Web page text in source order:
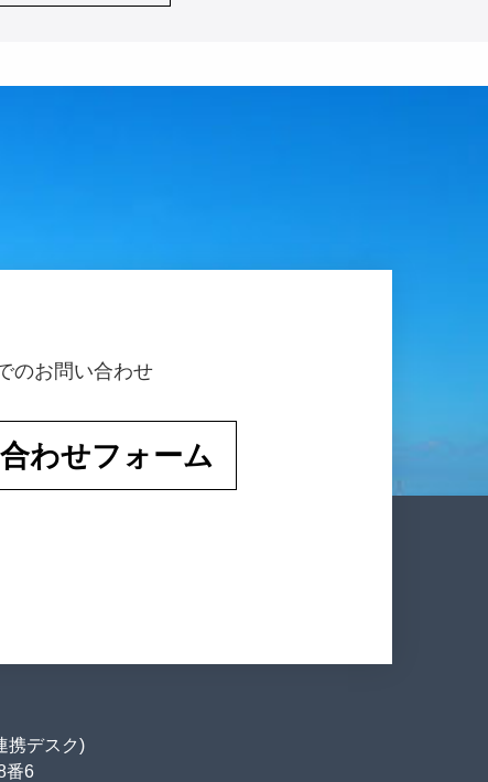
のお問い合わせ
わせフォーム
携デスク)
番6